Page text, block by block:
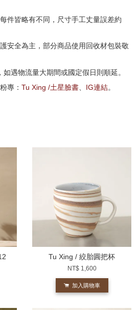
件皆略有不同，尺寸手工丈量誤差約
安全為主，部分商品使用回收材包裝敬
遇物流量大期間或國定假日則順延。
專： Tu Xing /土星臉書 IG連結。
Tu Xing / 絞胎圓把杯
NT$ 1,600
加入購物車